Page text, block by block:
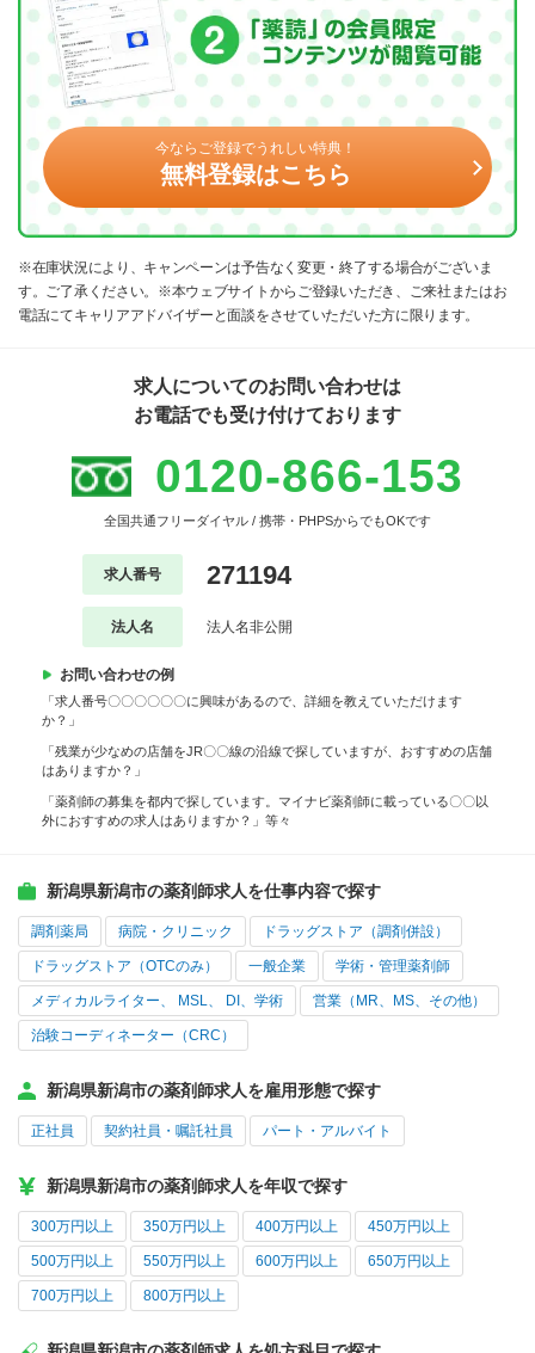
今ならご登録でうれしい特典！
無料登録はこちら
※在庫状況により、キャンペーンは予告なく変更・終了する場合がございま
す。ご了承ください。※本ウェブサイトからご登録いただき、ご来社またはお
電話にてキャリアアドバイザーと面談をさせていただいた方に限ります。
求人についてのお問い合わせは
お電話でも受け付けております
0120-866-153
全国共通フリーダイヤル / 携帯・PHPSからでもOKです
求人番号 271194
法人名 法人名非公開
お問い合わせの例
「求人番号〇〇〇〇〇〇に興味があるので、詳細を教えていただけます
か？」
「残業が少なめの店舗をJR〇〇線の沿線で探していますが、おすすめの店舗
はありますか？」
「薬剤師の募集を都内で探しています。マイナビ薬剤師に載っている〇〇以
外におすすめの求人はありますか？」等々
新潟県新潟市の薬剤師求人を仕事内容で探す
調剤薬局 病院・クリニック ドラッグストア（調剤併設）
ドラッグストア（OTCのみ） 一般企業 学術・管理薬剤師
メディカルライター、 MSL、 DI、学術 営業（MR、MS、その他）
治験コーディネーター（CRC）
新潟県新潟市の薬剤師求人を雇用形態で探す
正社員 契約社員・嘱託社員 パート・アルバイト
新潟県新潟市の薬剤師求人を年収で探す
300万円以上 350万円以上 400万円以上 450万円以上
500万円以上 550万円以上 600万円以上 650万円以上
700万円以上 800万円以上